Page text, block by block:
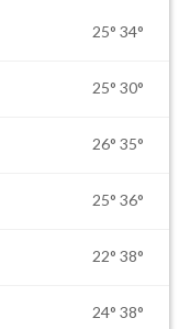
25° 34°
25° 30°
26° 35°
25° 36°
22° 38°
24° 38°